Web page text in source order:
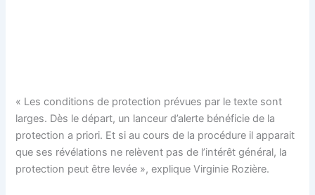
« Les conditions de protection prévues par le texte sont
larges. Dès le départ, un lanceur d’alerte bénéficie de la
protection a priori. Et si au cours de la procédure il apparait
que ses révélations ne relèvent pas de l’intérêt général, la
protection peut être levée », explique Virginie Rozière.